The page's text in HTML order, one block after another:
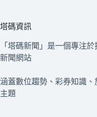
塔碼資訊
「塔碼新聞」是一個專注
新聞網站
涵蓋數位趨勢、彩券知識
主題